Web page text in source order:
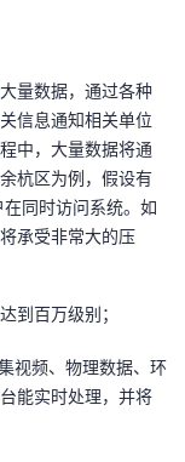
量数据，通过各种
信息通知相关单位
中，大量数据将通
杭区为例，假设有
同时访问系统。如
承受非常大的压
到百万级别；
视频、物理数据、环
能实时处理，并将